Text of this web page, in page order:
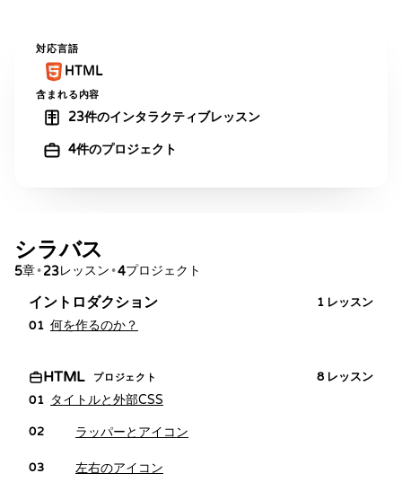
対応言語
HTML
含まれる内容
23件のインタラクティブレッスン
4件のプロジェクト
シラバス
5章•23レッスン •4プロジェクト
イントロダクション 1 レッスン
01 何を作るのか？
HTML プロジェクト 8 レッスン
01 タイトルと外部CSS
02 ラッパーとアイコン
03 左右のアイコン